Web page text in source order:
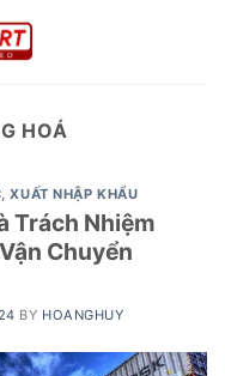
HOÁ
,XUẤT NHẬP KHẨU
Trách Nhiệm
Chuyển
BY HOANGHUY